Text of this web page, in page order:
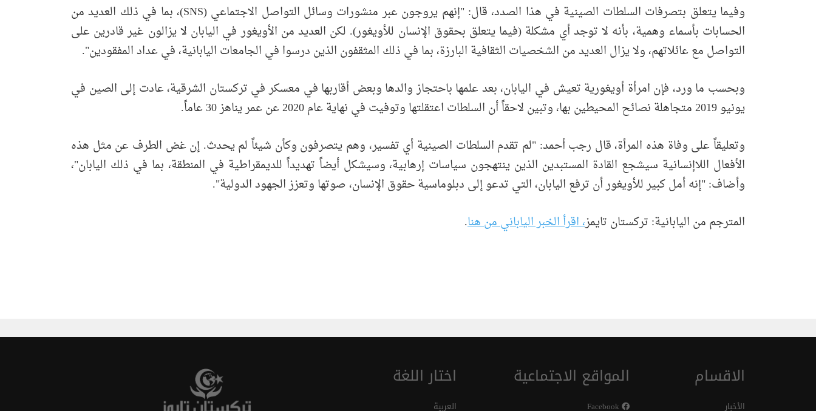
وفيما يتعلق بتصرفات السلطات الصينية في هذا الصدد، قال: "إنهم يروجون عبر منشورات وسائل التواصل الاجتماعي (SNS)، بما في ذلك العديد من
الحسابات بأسماء وهمية، بأنه لا توجد أي مشكلة (فيما يتعلق بحقوق الإنسان للأويغور). لكن العديد من الأويغور في اليابان لا يزالون غير قادرين على
التواصل مع عائلاتهم، ولا يزال العديد من الشخصيات الثقافية البارزة، بما في ذلك المثقفون الذين درسوا في الجامعات اليابانية، في عداد المفقودين".
وبحسب ما ورد، فإن امرأة أويغورية تعيش في اليابان، بعد علمها باحتجاز والدها وبعض أقاربها في معسكر في تركستان الشرقية، عادت إلى الصين في
يونيو 2019 متجاهلة نصائح المحيطين بها، وتبين لاحقاً أن السلطات اعتقلتها وتوفيت في نهاية عام 2020 عن عمر يناهز 30 عاماً.
وتعليقاً على وفاة هذه المرأة، قال رجب أحمد: "لم تقدم السلطات الصينية أي تفسير، وهم يتصرفون وكأن شيئاً لم يحدث. إن غض الطرف عن مثل هذه
الأفعال اللاإنسانية سيشجع القادة المستبدين الذين ينتهجون سياسات إرهابية، وسيشكل أيضاً تهديداً للديمقراطية في المنطقة، بما في ذلك اليابان"،
وأضاف: "إنه أمل كبير للأويغور أن ترفع اليابان، التي تدعو إلى دبلوماسية حقوق الإنسان، صوتها وتعزز الجهود الدولية".
المترجم من اليابانية: تركستان تايمز، اقرأ الخبر الياباني من هنا.
الاقسام
الأخبار
المواقع الاجتماعية اختار اللغة
العربية